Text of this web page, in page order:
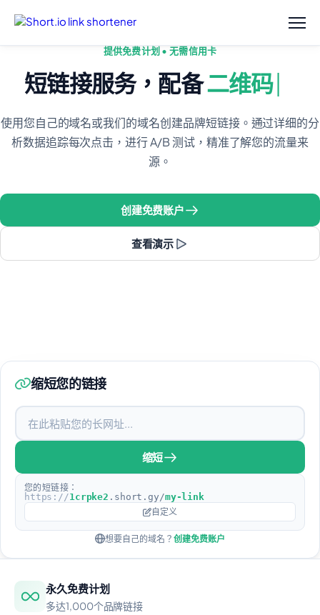
提供免费计划 • 无需信用卡
短链接服务，配备二维
使用您自己的域名或我们的域名创建品牌短链接。通过详细的分
析数据追踪每次点击，进行 A/B 测试，精准了解您的流量来
源。
创建免费账户
查看演示
缩短您的链接
缩短
您的短链接：
https://1crpke2 .short.gy/my-link
自定义
想要自己的域名？ 创建免费账户
永久免费计划
多达1,000个品牌链接